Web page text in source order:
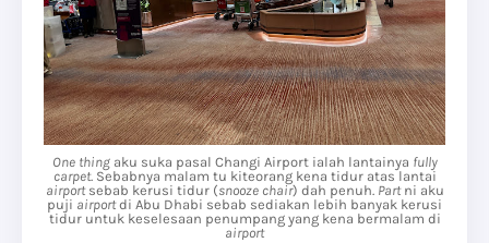
One thingaku suka pasal Changi Airport ialah lantainya fully
carpet. Sebabnya malam tu kiteorang kena tidur atas lantai
airportsebab kerusi tidur (snooze chair) dah penuh. Partni aku
puji airportdi Abu Dhabi sebab sediakan lebih banyak kerusi
tidur untuk keselesaan penumpang yang kena bermalam di
airport